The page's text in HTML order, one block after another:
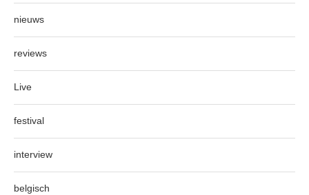
nieuws
reviews
Live
festival
interview
belgisch